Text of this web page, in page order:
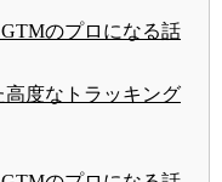
のプロになる話
度なトラッキング